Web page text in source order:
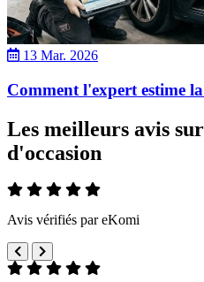
13 Mar. 2026
Comment l'expert estime
Les meilleurs avis
d'occasion
Avis vérifiés par eKomi